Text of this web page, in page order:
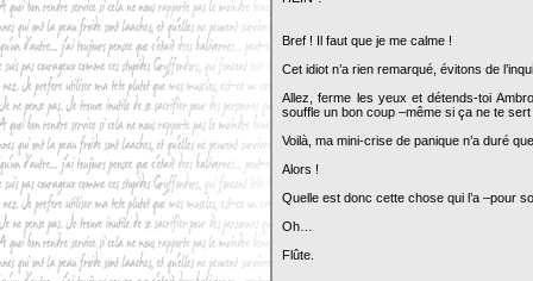
Bref ! Il faut que je me calme !
Cet idiot n’a rien remarqué, évitons de
Allez, ferme les yeux et détends-toi
souffle un bon coup –même si ça ne te
Voilà, ma mini-crise de panique n’a duré
Alors !
Quelle est donc cette chose qui l’a –pour
Oh…
Flûte.